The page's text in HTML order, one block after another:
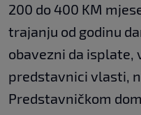
200 do 400 KM
trajanju od godinu
obavezni da isplate,
predstavnici vlasti,
Predstavničkom